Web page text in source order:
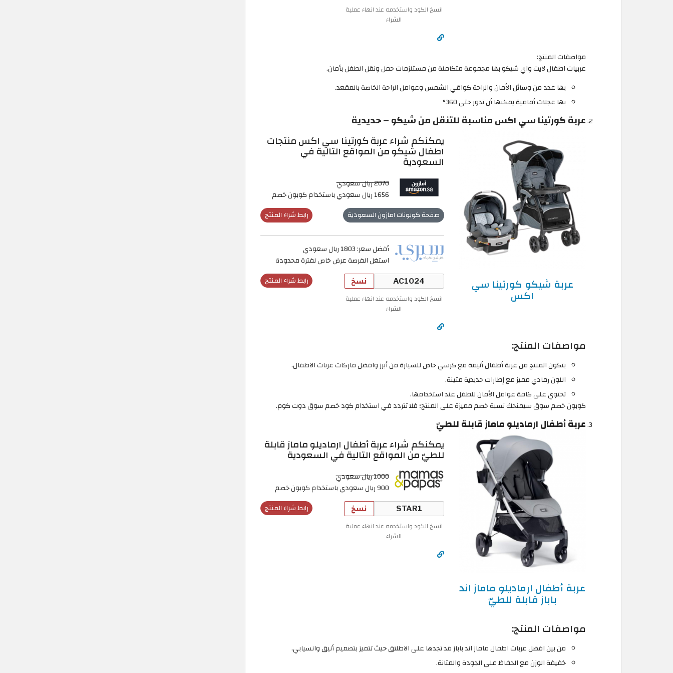
انسخ الكود واستخدمه عند انهاء عملية
الشراء
مواصفات المنتج:
عربيات اطفال لايت واي شيكو بها مجموعة متكاملة من مستلزمات حمل ونقل الطفل بأمان.
بها عدد من وسائل الأمان والراحة كواقي الشمس وعوامل الراحة الخاصة بالمقعد.
بها عجلات أمامية يمكنها أن تدور حتى 360°
عربة كورتينا سي اكس مناسبة للتنقل من شيكو – حديدية
عربة شيكو كورتينا سي
اكس
يمكنكم شراء عربة كورتينا سي اكس منتجات
اطفال شيكو من المواقع التالية في
السعودية
2070 ريال سعودي
1656 ريال سعودي باستخدام كوبون خصم
رابط شراء المنتج صفحة كوبونات امازون السعودية
أفضل سعر: 1803 ريال سعودي
استغل الفرصة عرض خاص لفترة محدودة
رابط شراء المنتج نسخ
انسخ الكود واستخدمه عند انهاء عملية
الشراء
مواصفات المنتج:
يتكون المنتج من عربة أطفال أنيقة مع كرسي خاص للسيارة من أبرز وافضل ماركات عربات الاطفال.
اللون رمادي مميز مع إطارات حديدية متينة.
تحتوي على كافة عوامل الأمان للطفل عند استخدامها.
كوبون خصم سوق سيمنحك نسبة خصم مميزة على المنتج؛ فلا تتردد في استخدام كود خصم سوق دوت كوم.
عربة أطفال ارماديلو ماماز قابلة للطيّ
عربة أطفال ارماديلو ماماز اند
باباز قابلة للطيّ
يمكنكم شراء عربة أطفال ارماديلو ماماز قابلة
للطيّ من المواقع التالية في السعودية
1000 ريال سعودي
900 ريال سعودي باستخدام كوبون خصم
رابط شراء المنتج نسخ
انسخ الكود واستخدمه عند انهاء عملية
الشراء
مواصفات المنتج:
من بين افضل عربات اطفال ماماز اند باباز قد تجدها على الاطلاق حيث تتميز بتصميم أنيق وانسيابي.
خفيفة الوزن مع الحفاظ على الجودة والمتانة.